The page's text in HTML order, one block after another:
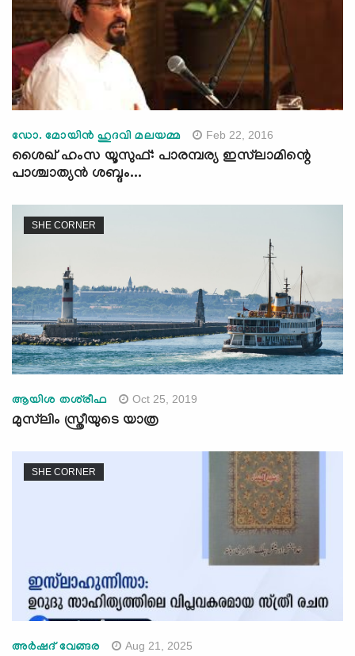
ഡോ. മോയിന്‍ ഹുദവി മലയമ്മ Feb 22, 2016
ശൈഖ് ഹംസ യൂസുഫ്: പാരമ്പര്യ ഇസ്‌ലാമിന്റെ
പാശ്ചാത്യന്‍ ശബ്ദം...
SHE CORNER
ആയിശ തശ്‌രീഫ Oct 25, 2019
മുസ്‌ലിം സ്ത്രീയുടെ യാത്ര
SHE CORNER
അർഷദ് വേങ്ങര Aug 21, 2025